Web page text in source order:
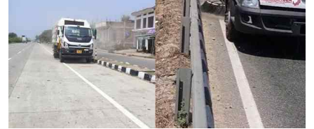
Literature
Tour & Travel
History Speaks
About Us